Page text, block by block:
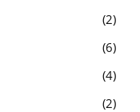
2
6
4
2